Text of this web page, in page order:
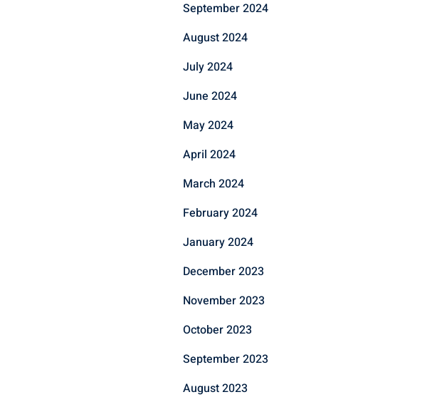
September 2024
August 2024
July 2024
June 2024
May 2024
April 2024
March 2024
February 2024
January 2024
December 2023
November 2023
October 2023
September 2023
August 2023